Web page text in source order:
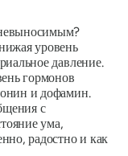
уровень
давление.
гормонов
и дофамин.
с
ума,
радостно и как